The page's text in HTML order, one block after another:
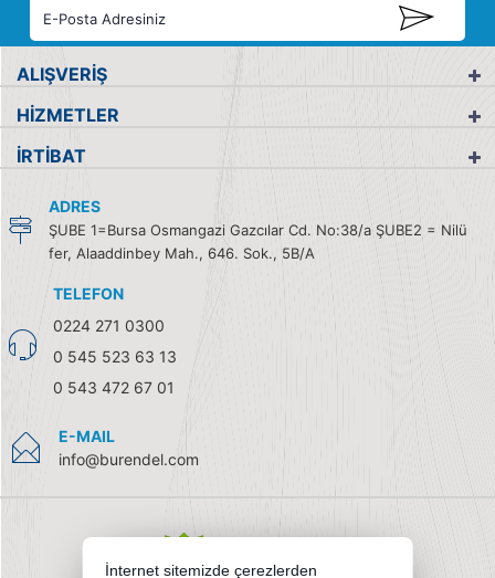
ALIŞVERİŞ
HİZMETLER
İRTİBAT
ADRES
ŞUBE 1=Bursa Osmangazi Gazcılar Cd. No:38/a ŞUBE2 = Nilü
fer, Alaaddinbey Mah., 646. Sok., 5B/A
TELEFON
0224 271 0300
0 545 523 63 13
0 543 472 67 01
E-MAIL
info@burendel.com
İnternet sitemizde çerezlerden